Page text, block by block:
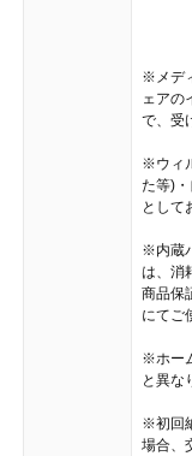
※メデ
ェアの
で、受
※ウィ
た等)
として
※内蔵
は、消
商品保
にてご
※ホー
と異な
※初回
場合、